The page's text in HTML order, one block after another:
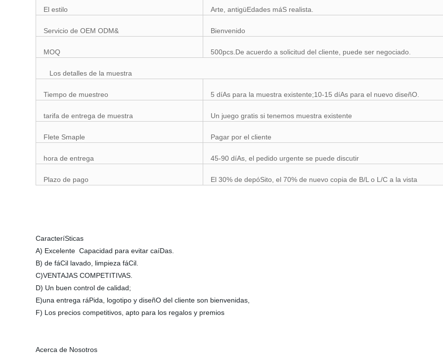
El estilo Arte, antigüEdades máS realista.
Servicio de OEM ODM& Bienvenido
MOQ 500pcs.De acuerdo a solicitud del cliente, puede ser negociado.
Los detalles de la muestra
Tiempo de muestreo 5 díAs para la muestra existente;10-15 díAs para el nuevo diseñO.
tarifa de entrega de muestra Un juego gratis si tenemos muestra existente
Flete Smaple Pagar por el cliente
hora de entrega 45-90 díAs, el pedido urgente se puede discutir
Plazo de pago El 30% de depóSito, el 70% de nuevo copia de B/L o L/C a la vista
CaracteríSticas
A) Excelente Capacidad para evitar caíDas.
B) de fáCil lavado, limpieza fáCil.
C)VENTAJAS COMPETITIVAS.
D) Un buen control de calidad;
E)una entrega ráPida, logotipo y diseñO del cliente son bienvenidas,
F) Los precios competitivos, apto para los regalos y premios
Acerca de Nosotros